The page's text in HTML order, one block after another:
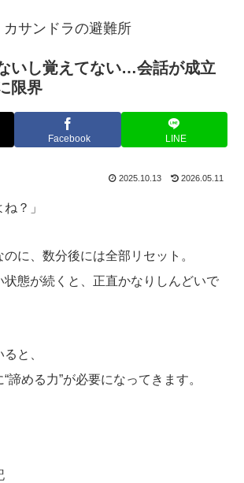
カサンドラの避難所
いし覚えてない…会話が成立
限界
Facebook LINE
2025.10.13 2026.05.11
？」
に、数分後には全部リセット。
状態が続くと、正直かなりしんどいで
と、
諦める力”が必要になってきます。